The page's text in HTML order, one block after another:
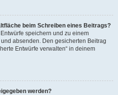
beim Schreiben eines Beitrags?
speichern und zu einem
absenden. Den gesicherten Beitrag
Entwürfe verwalten“ in deinem
werden?